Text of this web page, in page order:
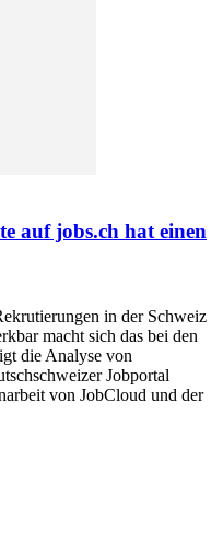
auf jobs.ch hat einen
in der Schweiz
macht sich das bei den
die Analyse von
Jobportal
von JobCloud und der